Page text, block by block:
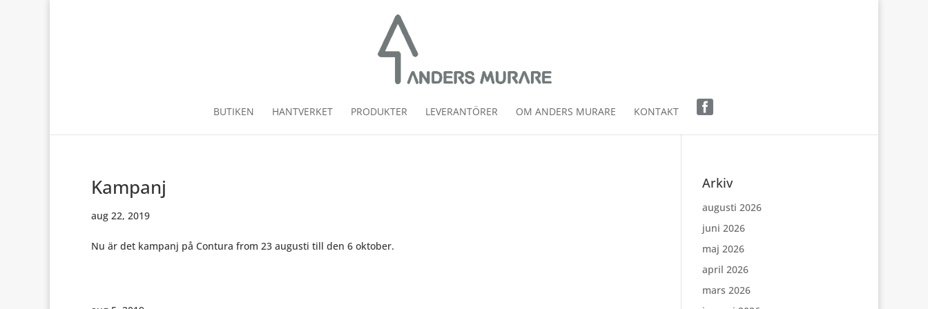
BUTIKEN HANTVERKET PRODUKTER LEVERANTÖRER OM ANDERS MURARE KONTAKT
Kampanj
aug 22, 2019
Nu är det kampanj på Contura from 23 augusti till den 6 oktober.
Arkiv
augusti 2026
juni 2026
maj 2026
april 2026
mars 2026